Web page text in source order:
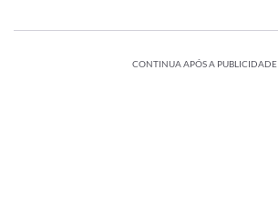
CONTINUA APÓS A PUBLICIDADE